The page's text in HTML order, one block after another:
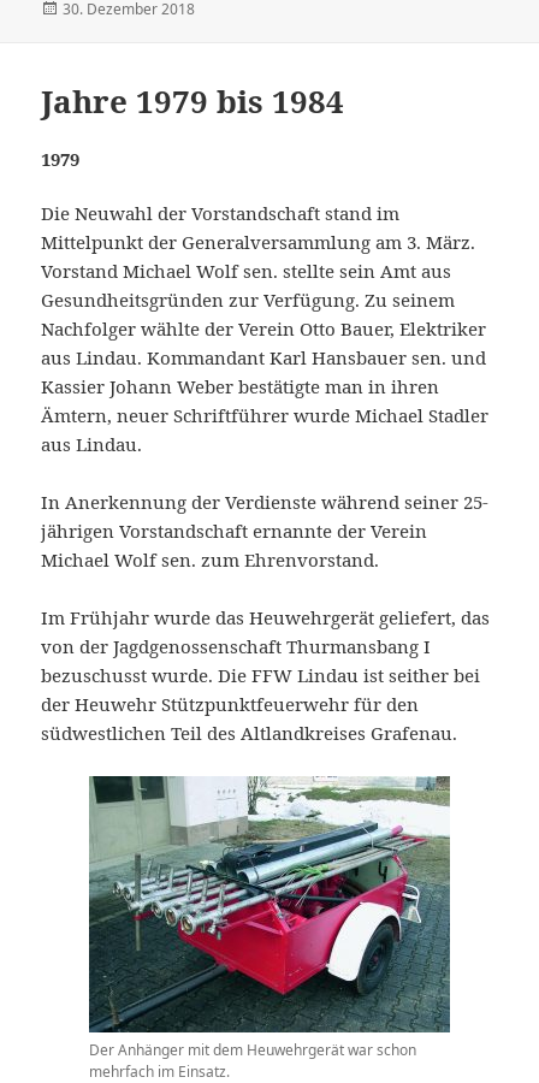
Veröffentlicht
30. Dezember 2018
Jahre 1979 bis 1984
1979
Die Neuwahl der Vorstandschaft stand im
Mittelpunkt der Generalversammlung am 3. März.
Vorstand Michael Wolf sen. stellte sein Amt aus
Gesundheitsgründen zur Verfügung. Zu seinem
Nachfolger wählte der Verein Otto Bauer, Elektriker
aus Lindau. Kommandant Karl Hansbauer sen. und
Kassier Johann Weber bestätigte man in ihren
Ämtern, neuer Schriftführer wurde Michael Stadler
aus Lindau.
In Anerkennung der Verdienste während seiner 25-
jährigen Vorstandschaft ernannte der Verein
Michael Wolf sen. zum Ehrenvorstand.
Im Frühjahr wurde das Heuwehrgerät geliefert, das
von der Jagdgenossenschaft Thurmansbang I
bezuschusst wurde. Die FFW Lindau ist seither bei
der Heuwehr Stützpunktfeuerwehr für den
südwestlichen Teil des Altlandkreises Grafenau.
Der Anhänger mit dem Heuwehrgerät war schon
mehrfach im Einsatz.